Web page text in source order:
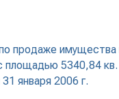
продаже
5340,84 кв.
января 2006 г.